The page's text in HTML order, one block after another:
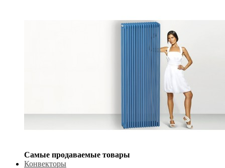
Самые продаваемые товары
Конвекторы